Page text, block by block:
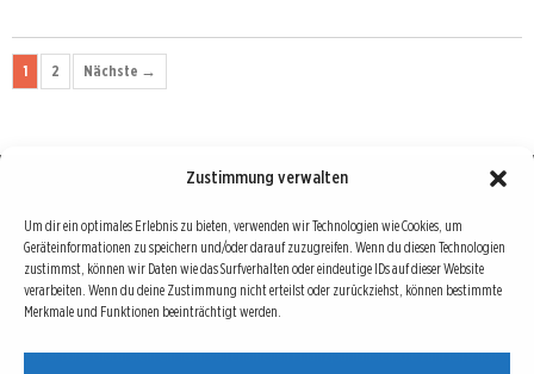
Zustimmung verwalten
Um dir ein optimales Erlebnis zu bieten, verwenden wir Technologien wie Cookies, um
Geräteinformationen zu speichern und/oder darauf zuzugreifen. Wenn du diesen Technologien
zustimmst, können wir Daten wie das Surfverhalten oder eindeutige IDs auf dieser Website
verarbeiten. Wenn du deine Zustimmung nicht erteilst oder zurückziehst, können bestimmte
Merkmale und Funktionen beeinträchtigt werden.
1 2 Nächste →
Börse : lokal, international, global
Erfolgreiche Börsengeschäfte bedingen vor allem drei Dinge: Verlässliche Informationen,
richtige Interpretationen und unabhängige Informationsquellen. Diese drei Bausteine sind
auch die redaktionelle Leitlinie von Börse Global.
Hinter Börse Global steht ein Team von erfahrenen Finanzjournalisten, die zum Teil schon